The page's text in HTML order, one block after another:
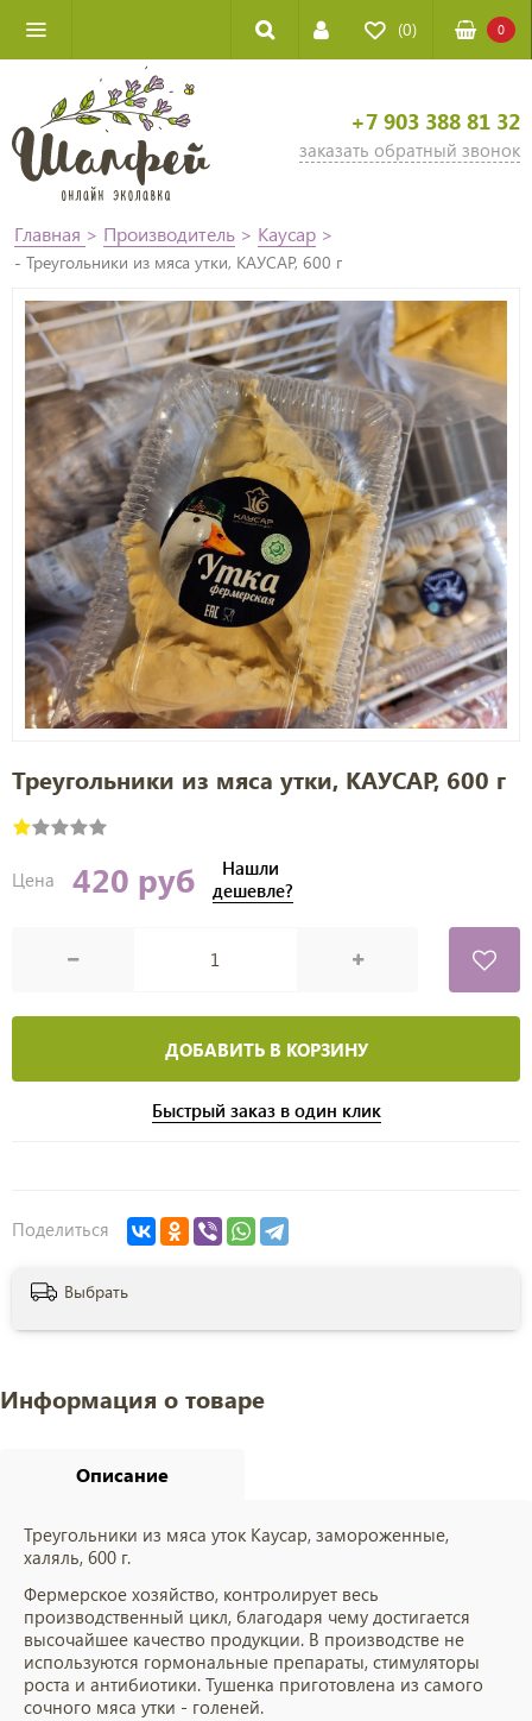
(0) 0
+7 903 388 81 32
заказать обратный звонок
Главная > Производитель > Каусар >
- Треугольники из мяса утки, КАУСАР, 600 г
Треугольники из мяса утки, КАУСАР, 600 г
Цена 420 руб
Нашли
дешевле?
ДОБАВИТЬ В КОРЗИНУ
Быстрый заказ в один клик
Поделиться
Выбрать
Информация о товаре
Описание
Треугольники из мяса уток Каусар, замороженные,
халяль, 600 г.
Фермерское хозяйство, контролирует весь
производственный цикл, благодаря чему достигается
высочайшее качество продукции. В производстве не
используются гормональные препараты, стимуляторы
роста и антибиотики. Тушенка приготовлена из самого
сочного мяса утки - голеней.